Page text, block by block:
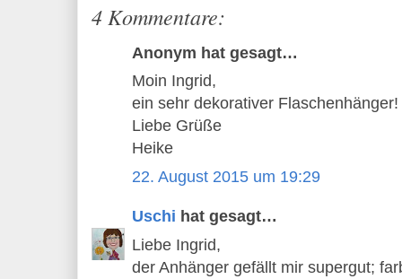
4 Kommentare:
Anonym hat gesagt…
Moin Ingrid,
ein sehr dekorativer Flaschenhänger!
Liebe Grüße
Heike
22. August 2015 um 19:29
Uschi hat gesagt…
Liebe Ingrid,
der Anhänger gefällt mir supergut;